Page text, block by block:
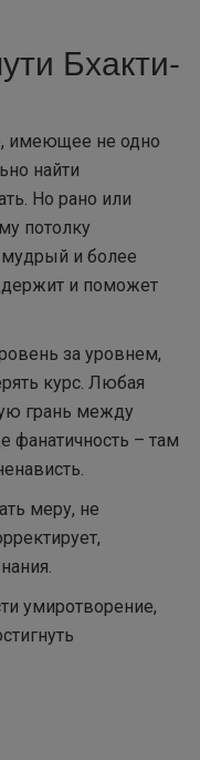
Бхакти-
имеющее не одно
найти
Но рано или
потолку
мудрый и более
и поможет
за уровнем,
курс. Любая
грань между
фанатичность – там
меру, не
умиротворение,